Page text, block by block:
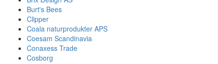
Burt's Bees
Clipper
Coala naturprodukter APS
Coesam Scandinavia
Conaxess Trade
Cosborg